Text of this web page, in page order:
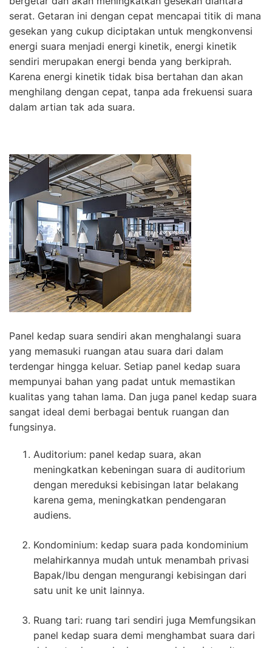
serat. Getaran ini dengan cepat mencapai titik di mana
gesekan yang cukup diciptakan untuk mengkonvensi
energi suara menjadi energi kinetik, energi kinetik
sendiri merupakan energi benda yang berkiprah.
Karena energi kinetik tidak bisa bertahan dan akan
menghilang dengan cepat, tanpa ada frekuensi suara
dalam artian tak ada suara.
Panel kedap suara sendiri akan menghalangi suara
yang memasuki ruangan atau suara dari dalam
terdengar hingga keluar. Setiap panel kedap suara
mempunyai bahan yang padat untuk memastikan
kualitas yang tahan lama. Dan juga panel kedap suara
sangat ideal demi berbagai bentuk ruangan dan
fungsinya.
Auditorium: panel kedap suara, akan
meningkatkan kebeningan suara di auditorium
dengan mereduksi kebisingan latar belakang
karena gema, meningkatkan pendengaran
audiens.
Kondominium: kedap suara pada kondominium
melahirkannya mudah untuk menambah privasi
Bapak/Ibu dengan mengurangi kebisingan dari
satu unit ke unit lainnya.
Ruang tari: ruang tari sendiri juga Memfungsikan
panel kedap suara demi menghambat suara dari